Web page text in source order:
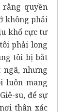
quyền
không phải
khổ cực tư
phải long
tôi bị bắt
nhưng
luôn mang
su, để sự
thân xác